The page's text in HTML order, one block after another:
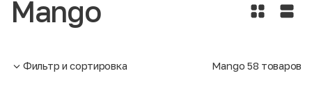
Mango
Фильтр и сортировка Mango 58 товаров